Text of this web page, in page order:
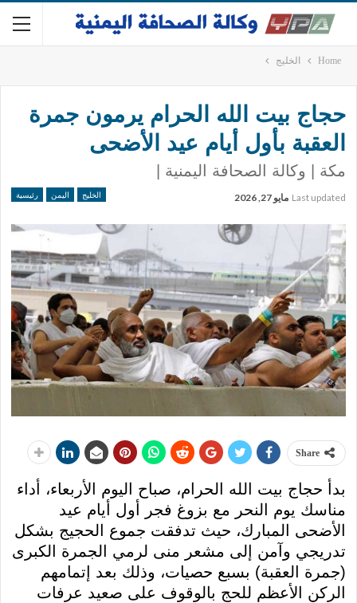
Home الخليج
حجاج بيت الله الحرام يرمون جمرة
العقبة بأول أيام عيد الأضحى
مكة | وكالة الصحافة اليمنية |
الخليج اليمن رئيسية Last updated مايو 27, 2026
Share
بدأ حجاج بيت الله الحرام، صباح اليوم الأربعاء، أداء
مناسك يوم النحر مع بزوغ فجر أول أيام عيد
الأضحى المبارك، حيث تدفقت جموع الحجيج بشكل
تدريجي وآمن إلى مشعر منى لرمي الجمرة الكبرى
(جمرة العقبة) بسبع حصيات، وذلك بعد إتمامهم
الركن الأعظم للحج بالوقوف على صعيد عرفات